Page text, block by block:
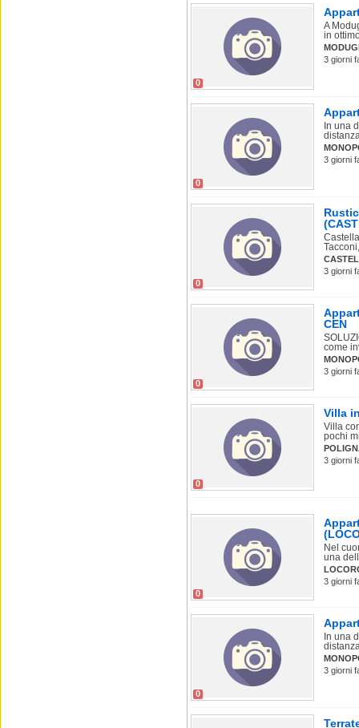
0
A
in
3 giorni
0
In una
3 giorni
0
3 giorni
0
CEN
come
3 giorni
0
Villa
Villa
pochi
3 giorni
0
Nel
una
3 giorni
0
In una
3 giorni